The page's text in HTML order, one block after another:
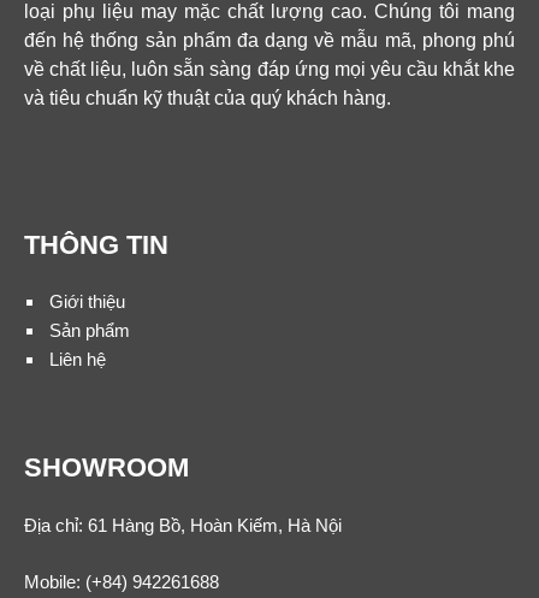
loại phụ liệu may mặc chất lượng cao. Chúng tôi mang
đến hệ thống sản phẩm đa dạng về mẫu mã, phong phú
về chất liệu, luôn sẵn sàng đáp ứng mọi yêu cầu khắt khe
và tiêu chuẩn kỹ thuật của quý khách hàng.
THÔNG TIN
Giới thiệu
Sản phẩm
Liên hệ
SHOWROOM
Địa chỉ: 61 Hàng Bồ, Hoàn Kiếm, Hà Nội
Mobile: (+84) 942261688